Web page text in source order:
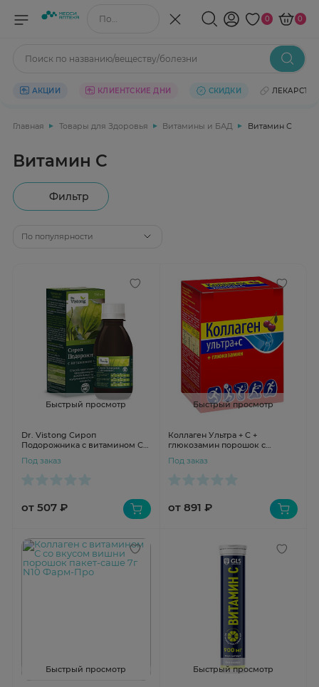
Поиск по названию/веществу 0 0
Поиск по названию/веществу/болезни
АКЦИИ КЛИЕНТСКИЕ ДНИ СКИДКИ ЛЕКАРСТВА
Главная Товары для Здоровья Витамины и БАД Витамин С
Витамин С
Фильтр
По популярности
Быстрый просмотр
Dr. Vistong Сироп
Подорожника с витамином С
Под заказ
от 507 ₽
Быстрый просмотр
Коллаген Ультра + С +
глюкозамин порошок с
8г N7
Под заказ
от 891 ₽
Быстрый просмотр Быстрый просмотр